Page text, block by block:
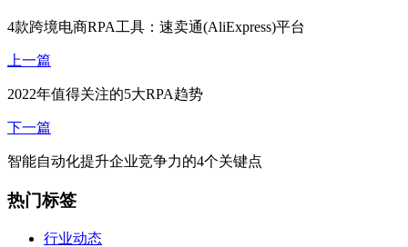
4款跨境电商RPA工具：速卖通(AliExpress)平台
上一篇
2022年值得关注的5大RPA趋势
下一篇
智能自动化提升企业竞争力的4个关键点
热门标签
行业动态